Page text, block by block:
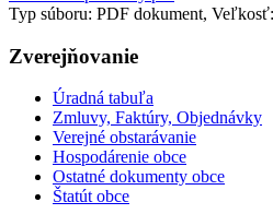
Typ súboru: PDF dokument,
Zverejňovanie
Úradná tabuľa
Zmluvy, Faktúry, Objednávky
Verejné obstarávanie
Hospodárenie obce
Ostatné dokumenty obce
Štatút obce